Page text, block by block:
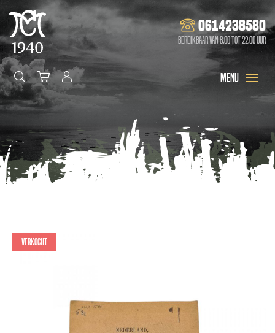
0614238580
Bereikbaar van 8.00 tot 22.00 uur
Verkocht